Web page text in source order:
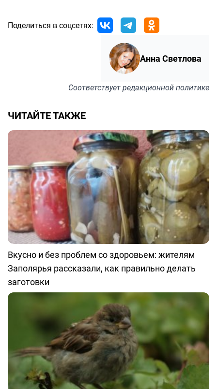
Поделиться в соцсетях:
Анна Светлова
Соответствуетредакционной политике
ЧИТАЙТЕ ТАКЖЕ
Вкусно и без проблем со здоровьем: жителям
Заполярья рассказали, как правильно делать
заготовки